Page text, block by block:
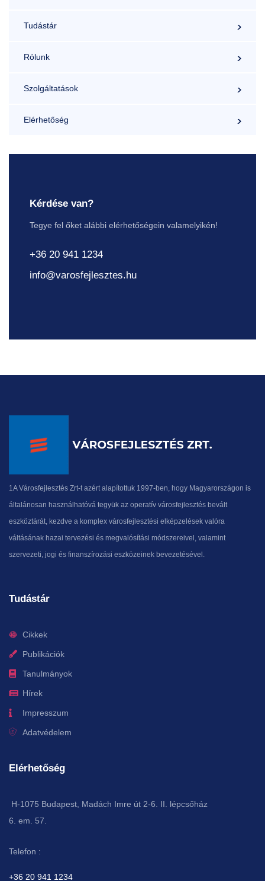
Tudástár
Rólunk
Szolgáltatások
Elérhetőség
Kérdése van?
Tegye fel őket alábbi elérhetőségein valamelyikén!
+36 20 941 1234
info@varosfejlesztes.hu
1A Városfejlesztés Zrt-t azért alapítottuk 1997-ben, hogy Magyarországon is
általánosan használhatóvá tegyük az operatív városfejlesztés bevált
eszköztárát, kezdve a komplex városfejlesztési elképzelések valóra
váltásának hazai tervezési és megvalósítási módszereivel, valamint
szervezeti, jogi és finanszírozási eszközeinek bevezetésével.
Tudástár
Cikkek
Publikációk
Tanulmányok
Hírek
Impresszum
Adatvédelem
Elérhetőség
H-1075 Budapest, Madách Imre út 2-6. II. lépcsőház
6. em. 57.
Telefon :
+36 20 941 1234